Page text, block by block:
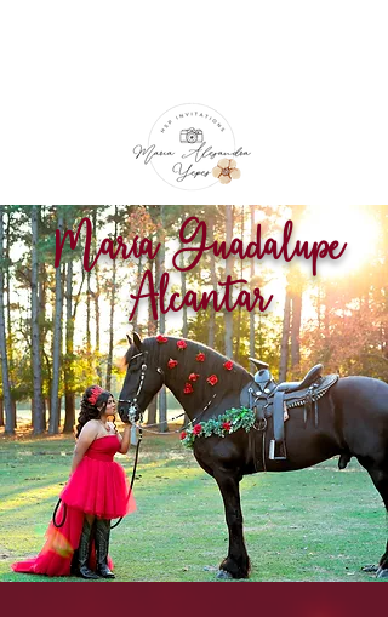
María Guadalupe
Alcantar